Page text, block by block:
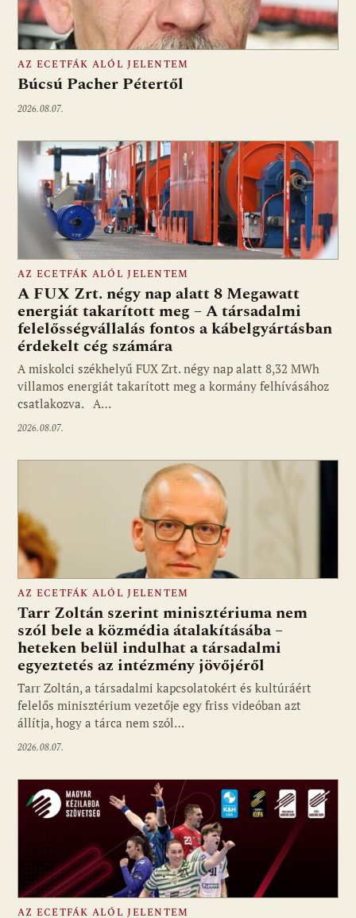
AZ ECETFÁK ALÓL JELENTEM
Búcsú Pacher Pétertől
2026.08.07.
AZ ECETFÁK ALÓL JELENTEM
A FUX Zrt. négy nap alatt 8 Megawatt
energiát takarított meg – A társadalmi
felelősségvállalás fontos a kábelgyártásban
érdekelt cég számára
A miskolci székhelyű FUX Zrt. négy nap alatt 8,32 MWh
villamos energiát takarított meg a kormány felhívásához
csatlakozva. A…
2026.08.07.
Fotó: media1.hu
AZ ECETFÁK ALÓL JELENTEM
Tarr Zoltán szerint minisztériuma nem
szól bele a közmédia átalakításába –
heteken belül indulhat a társadalmi
egyeztetés az intézmény jövőjéről
Tarr Zoltán, a társadalmi kapcsolatokért és kultúráért
felelős minisztérium vezetője egy friss videóban azt
állítja, hogy a tárca nem szól…
2026.08.07.
AZ ECETFÁK ALÓL JELENTEM